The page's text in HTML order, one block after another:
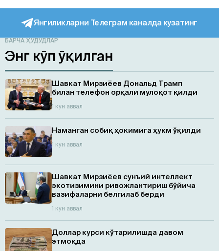
Янгиликларни Телеграм каналда кузатинг
БАРЧА ҲУДУДЛАР
Энг кўп ўқилган
Шавкат Мирзиёев Дональд Трамп
билан телефон орқали мулоқот қилди
1 кун аввал
Наманган собиқ ҳокимига ҳукм ўқилди
1 кун аввал
Шавкат Мирзиёев сунъий интеллект
экотизимини ривожлантириш бўйича
вазифаларни белгилаб берди
1 кун аввал
Доллар курси кўтарилишда давом
этмоқда